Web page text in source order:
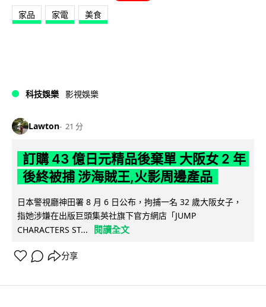
家品 家電 美食
科技娛樂 影視娛樂
Lawton 21 分
訂購 43 億日元精品後棄單 大阪女 2 年
後終被捕 涉海賊王,火影周邊產品
日本警視廳神田署 8 月 6 日公布，拘捕一名 32 歲大阪女子，
指她涉嫌在出版巨頭集英社旗下官方網店「JUMP
CHARACTERS ST...
閱讀全文
分享